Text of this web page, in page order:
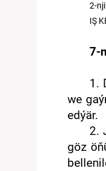
2-nji
IŞ
7-
1.
we
edýär.
2.
göz